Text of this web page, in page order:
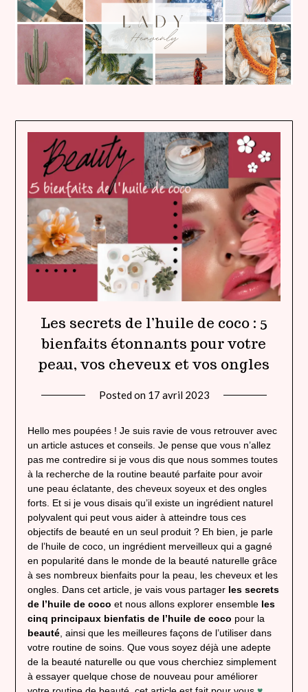
Les secrets de l’huile de coco : 5
bienfaits étonnants pour votre
peau, vos cheveux et vos ongles
Posted on 17 avril 2023
heavenly
Hello mes poupées ! Je suis ravie de vous retrouver avec
un article astuces et conseils. Je pense que vous n’allez
pas me contredire si je vous dis que nous sommes toutes
à la recherche de la routine beauté parfaite pour avoir
une peau éclatante, des cheveux soyeux et des ongles
forts. Et si je vous disais qu’il existe un ingrédient naturel
polyvalent qui peut vous aider à atteindre tous ces
objectifs de beauté en un seul produit ? Eh bien, je parle
de l’huile de coco, un ingrédient merveilleux qui a gagné
en popularité dans le monde de la beauté naturelle grâce
à ses nombreux bienfaits pour la peau, les cheveux et les
ongles. Dans cet article, je vais vous partager les secrets
de l’huile de coco et nous allons explorer ensemble les
cinq principaux bienfatis de l’huile de coco pour la
beauté, ainsi que les meilleures façons de l’utiliser dans
votre routine de soins. Que vous soyez déjà une adepte
de la beauté naturelle ou que vous cherchiez simplement
à essayer quelque chose de nouveau pour améliorer